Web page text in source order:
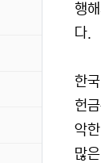
행
다.
한
헌
악
많